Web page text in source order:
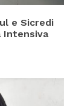
e Sicredi
Intensiva